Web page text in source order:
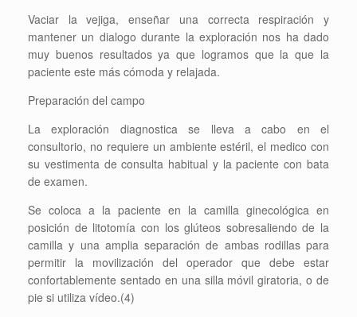
Vaciar la vejiga, enseñar una correcta respiración y
mantener un dialogo durante la exploración nos ha dado
muy buenos resultados ya que logramos que la que la
paciente este más cómoda y relajada.
Preparación del campo
La exploración diagnostica se lleva a cabo en el
consultorio, no requiere un ambiente estéril, el medico con
su vestimenta de consulta habitual y la paciente con bata
de examen.
Se coloca a la paciente en la camilla ginecológica en
posición de litotomía con los glúteos sobresaliendo de la
camilla y una amplia separación de ambas rodillas para
permitir la movilización del operador que debe estar
confortablemente sentado en una silla móvil giratoria, o de
pie si utiliza vídeo.(4)